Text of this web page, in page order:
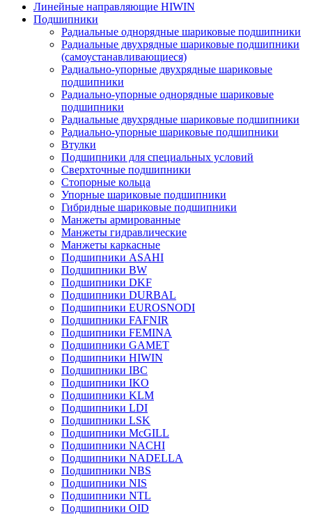
Линейные направляющие HIWIN
Подшипники
Радиальные однорядные шариковые подшипники
Радиальные двухрядные шариковые подшипники
(самоустанавливающиеся)
Радиально-упорные двухрядные шариковые
подшипники
Радиально-упорные однорядные шариковые
подшипники
Радиальные двухрядные шариковые подшипники
Радиально-упорные шариковые подшипники
Втулки
Подшипники для специальных условий
Сверхточные подшипники
Стопорные кольца
Упорные шариковые подшипники
Гибридные шариковые подшипники
Манжеты армированные
Манжеты гидравлические
Манжеты каркасные
Подшипники ASAHI
Подшипники BW
Подшипники DKF
Подшипники DURBAL
Подшипники EUROSNODI
Подшипники FAFNIR
Подшипники FEMINA
Подшипники GAMET
Подшипники HIWIN
Подшипники IBC
Подшипники IKO
Подшипники KLM
Подшипники LDI
Подшипники LSK
Подшипники McGILL
Подшипники NACHI
Подшипники NADELLA
Подшипники NBS
Подшипники NIS
Подшипники NTL
Подшипники OID